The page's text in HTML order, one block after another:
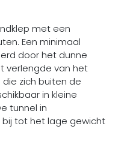
met een
Een minimaal
door het dunne
verlengde van het
zich buiten de
in kleine
tunnel in
tot het lage gewicht